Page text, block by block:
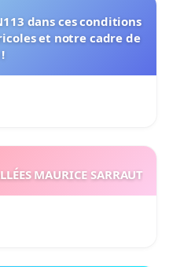
dans ces conditions
et notre cadre de
MAURICE SARRAUT